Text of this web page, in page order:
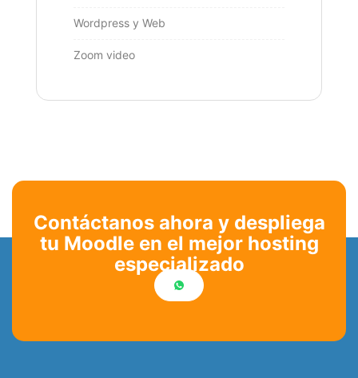
Wordpress y Web
Zoom video
Contáctanos ahora y despliega
tu Moodle en el mejor hosting
especializado